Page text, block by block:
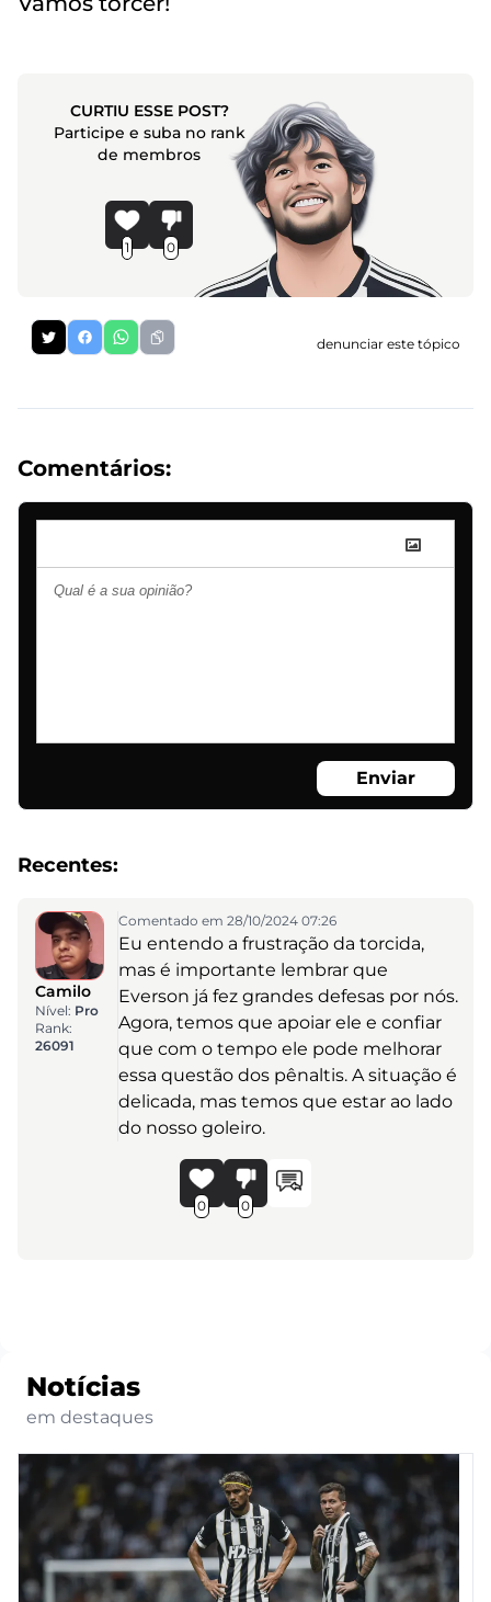
CURTIU ESSE POST?
Participe e suba no rank
de membros
1 0
denunciar este tópico
Comentários:
Enviar
Recentes:
Camilo
Nível: Pro
Rank:
26091
Comentado em 28/10/2024 07:26
Eu entendo a frustração da torcida,
mas é importante lembrar que
Everson já fez grandes defesas por nós.
Agora, temos que apoiar ele e confiar
que com o tempo ele pode melhorar
essa questão dos pênaltis. A situação é
delicada, mas temos que estar ao lado
do nosso goleiro.
0 0
Notícias
em destaques